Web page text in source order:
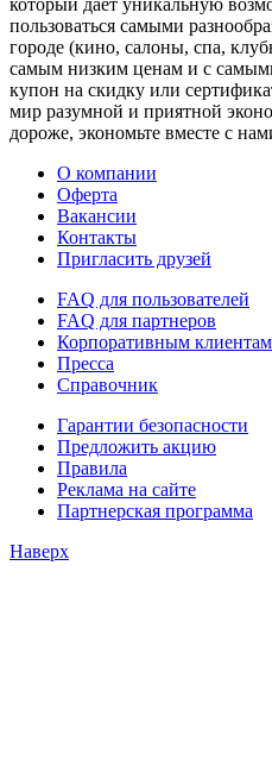
который дает уникальную
пользоваться самыми
городе (кино, салоны, спа,
самым низким ценам и с
купон на скидку или
мир разумной и приятной
дороже, экономьте вместе с
О компании
Оферта
Вакансии
Контакты
Пригласить друзей
FAQ для пользователей
FAQ для партнеров
Корпоративным клиентам
Пресса
Справочник
Гарантии безопасности
Предложить акцию
Правила
Реклама на сайте
Партнерская программа
Наверх